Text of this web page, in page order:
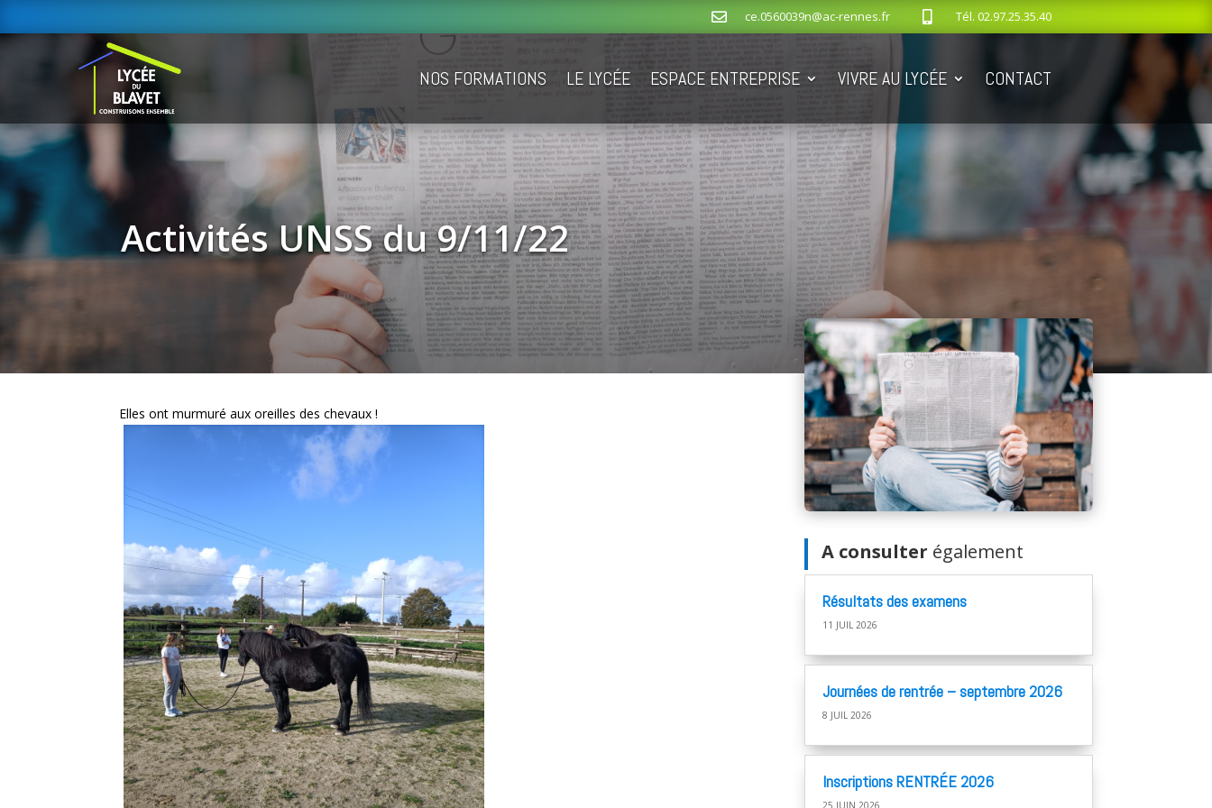
 ce.0560039n@ac-rennes.fr Tél. 02.97.25.35.40
NOS FORMATIONS LE LYCÉE ESPACE ENTREPRISE VIVRE AU LYCÉE CONTACT
Activités UNSS du 9/11/22
Elles ont murmuré aux oreilles des chevaux !
A consulter également
Résultats des examens
11 JUIL 2026
Journées de rentrée – septembre 2026
8 JUIL 2026
Inscriptions RENTRÉE 2026
25 JUIN 2026